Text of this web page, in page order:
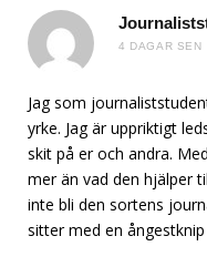
4 DAGAR SEN
Jag som
yrke. Jag är uppriktigt
skit på er och andra.
mer än vad den hjälper
inte bli den sortens
sitter med en